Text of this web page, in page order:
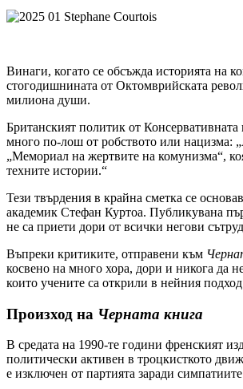
Винаги, когато се обсъжда историята на
стогодишнината от Октомврийската
милиона души.
Британският политик от
много по-лош от робството или нацизма:
„Мемориал на жертвите на комунизма“,
техните истории.“
Тези твърдения в крайна сметка се
академик Стефан Куртоа. Публикувана
не са приети дори от всички негови
Въпреки критиките, отправени към
косвено на много хора, дори и никога да
които учените са открили в нейния
Произход на Черната книга
В средата на 1990-те години френският
политически активен в троцкисткото
е изключен от партията заради